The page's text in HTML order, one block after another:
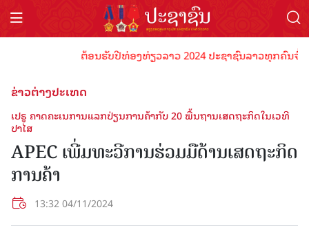
ຕ້ອນຮັບປີທ່ອງທ່ຽວລາວ 2024 ປະຊາຊົນລາວທຸກຄົນຈົ່ງ
ຂ່າວຕ່າງປະເທດ
ເປຣູ ຄາດຄະເນການແລກປ່ຽນການຄ້າກັບ 20 ພື້ນຖານເສດຖະກິດໃນເວທີ
ປາໄສ
APEC ເພີ່ມທະວີການຮ່ວມມືດ້ານເສດຖະກິດ
ການຄ້າ
13:32 04/11/2024